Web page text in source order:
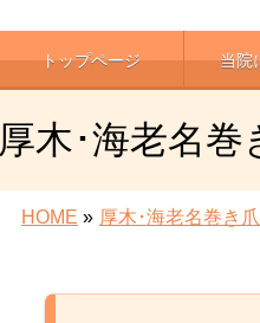
トップページ 当院
厚木･海老名
HOME » 厚木･海老名巻き